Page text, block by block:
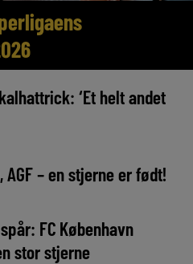
‘Et helt andet
– en stjerne er født!
FC København
stor stjerne